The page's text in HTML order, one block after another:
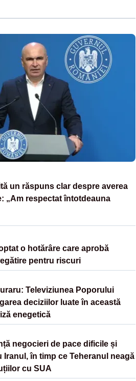
un răspuns clar despre averea
„Am respectat întotdeauna
o hotărâre care aprobă
pentru riscuri
Televiziunea Poporului
deciziilor luate în această
enegetică
negocieri de pace dificile și
Iranul, în timp ce Teheranul neagă
cu SUA